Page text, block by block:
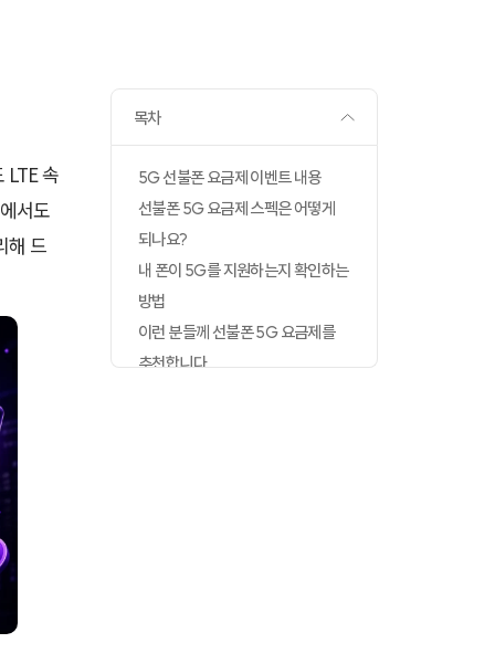
목차
5G 선불폰 요금제 이벤트 내용
선불폰 5G 요금제 스펙은 어떻게
되나요?
내 폰이 5G를 지원하는지 확인하는
방법
이런 분들께 선불폰 5G 요금제를
추천합니다
LTE 속
서도
해 드